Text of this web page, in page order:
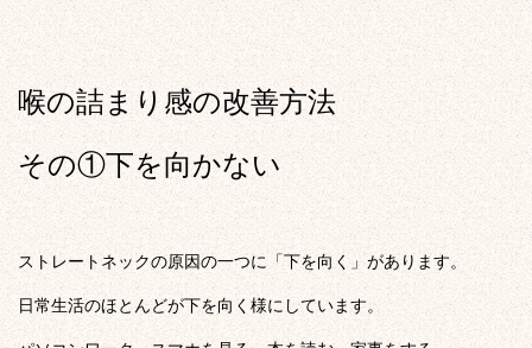
喉の詰まり感の改善方法
その①下を向かない
ストレートネックの原因の一つに「下を向く」があります。
日常生活のほとんどが下を向く様にしています。